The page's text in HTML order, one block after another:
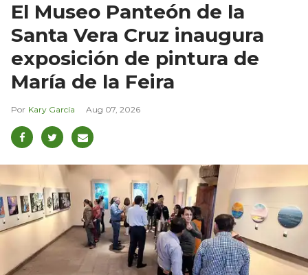
El Museo Panteón de la
Santa Vera Cruz inaugura
exposición de pintura de
María de la Feira
Kary García Aug 07, 2026